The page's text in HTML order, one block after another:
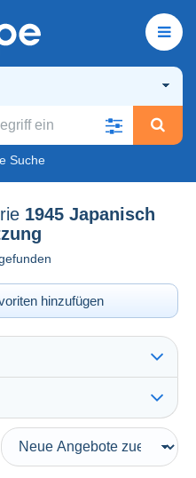
Suche
1945 Japanisch
hinzufügen